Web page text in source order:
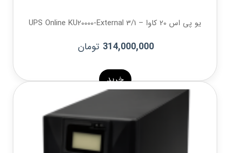
یو پی اس 20 کاوا – 1/UPS Online KU20000-External 3
314,000,000 تومان
خرید